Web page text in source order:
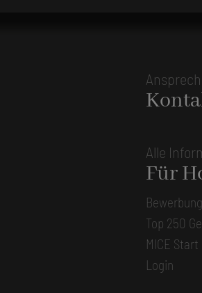
Alle
Für
Top 250
MICE Start
Login